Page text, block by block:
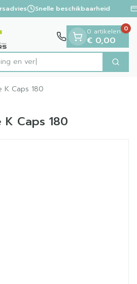
Snelle beschikbaarheid
Zoek
0 artikelen
€ 0,00
0
K Caps 180
Caps 180